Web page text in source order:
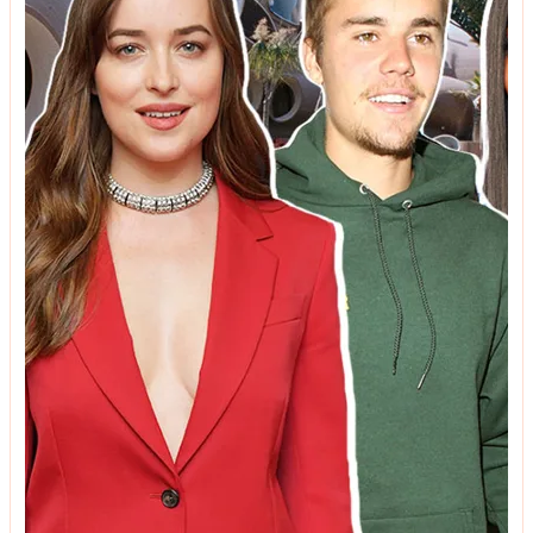
ტენდენციები
სამზარეულოს ფერები, რომლებიც ყოველთვის
მდიდრულად გამოიყურება